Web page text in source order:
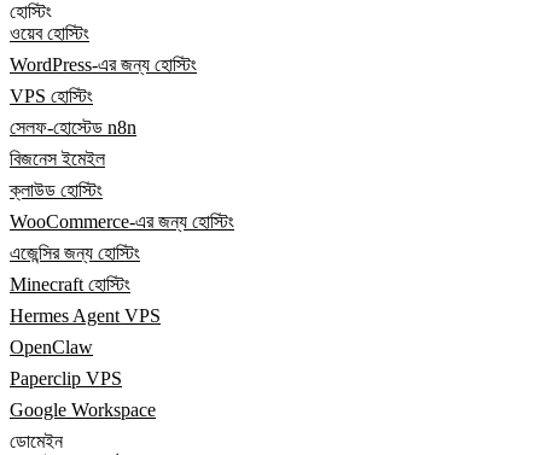
হোস্টিং
ওয়েব হোস্টিং
WordPress-এর জন্য হোস্টিং
VPS হোস্টিং
সেলফ-হোস্টেড n8n
বিজনেস ইমেইল
ক্লাউড হোস্টিং
WooCommerce-এর জন্য হোস্টিং
এজেন্সির জন্য হোস্টিং
Minecraft হোস্টিং
Hermes Agent VPS
OpenClaw
Paperclip VPS
Google Workspace
ডোমেইন